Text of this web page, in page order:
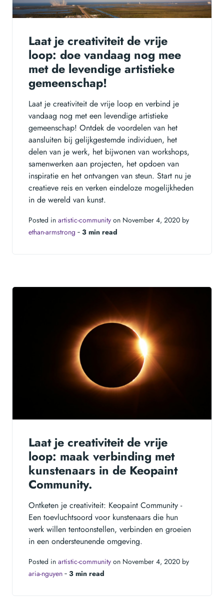
Laat je creativiteit de vrije
loop: doe vandaag nog mee
met de levendige artistieke
gemeenschap!
Laat je creativiteit de vrije loop en verbind je
vandaag nog met een levendige artistieke
gemeenschap! Ontdek de voordelen van het
aansluiten bij gelijkgestemde individuen, het
delen van je werk, het bijwonen van workshops,
samenwerken aan projecten, het opdoen van
inspiratie en het ontvangen van steun. Start nu je
creatieve reis en verken eindeloze mogelijkheden
in de wereld van kunst.
Posted in artistic-community on November 4, 2020 by
ethan-armstrong ‐ 3 min read
Laat je creativiteit de vrije
loop: maak verbinding met
kunstenaars in de Keopaint
Community.
Ontketen je creativiteit: Keopaint Community -
Een toevluchtsoord voor kunstenaars die hun
werk willen tentoonstellen, verbinden en groeien
in een ondersteunende omgeving.
Posted in artistic-community on November 4, 2020 by
aria-nguyen ‐ 3 min read